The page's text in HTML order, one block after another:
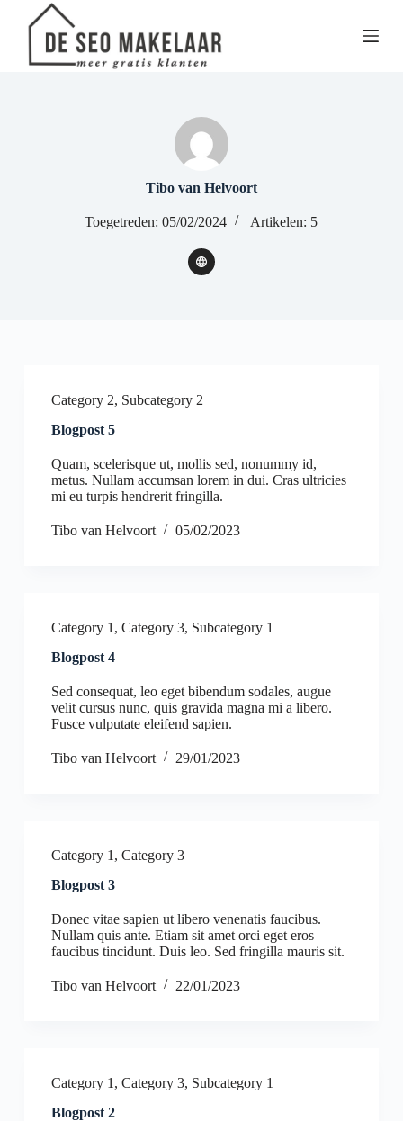
Tibo van Helvoort
Toegetreden: 05/02/2024 Artikelen: 5
Category 2, Subcategory 2
Blogpost 5
Quam, scelerisque ut, mollis sed, nonummy id,
metus. Nullam accumsan lorem in dui. Cras ultricies
mi eu turpis hendrerit fringilla.
Tibo van Helvoort 05/02/2023
Category 1 , Category 3, Subcategory 1
Blogpost 4
Sed consequat, leo eget bibendum sodales, augue
velit cursus nunc, quis gravida magna mi a libero.
Fusce vulputate eleifend sapien.
Tibo van Helvoort 29/01/2023
Category 1 , Category 3
Blogpost 3
Donec vitae sapien ut libero venenatis faucibus.
Nullam quis ante. Etiam sit amet orci eget eros
faucibus tincidunt. Duis leo. Sed fringilla mauris sit.
Tibo van Helvoort 22/01/2023
Category 1 , Category 3, Subcategory 1
Blogpost 2